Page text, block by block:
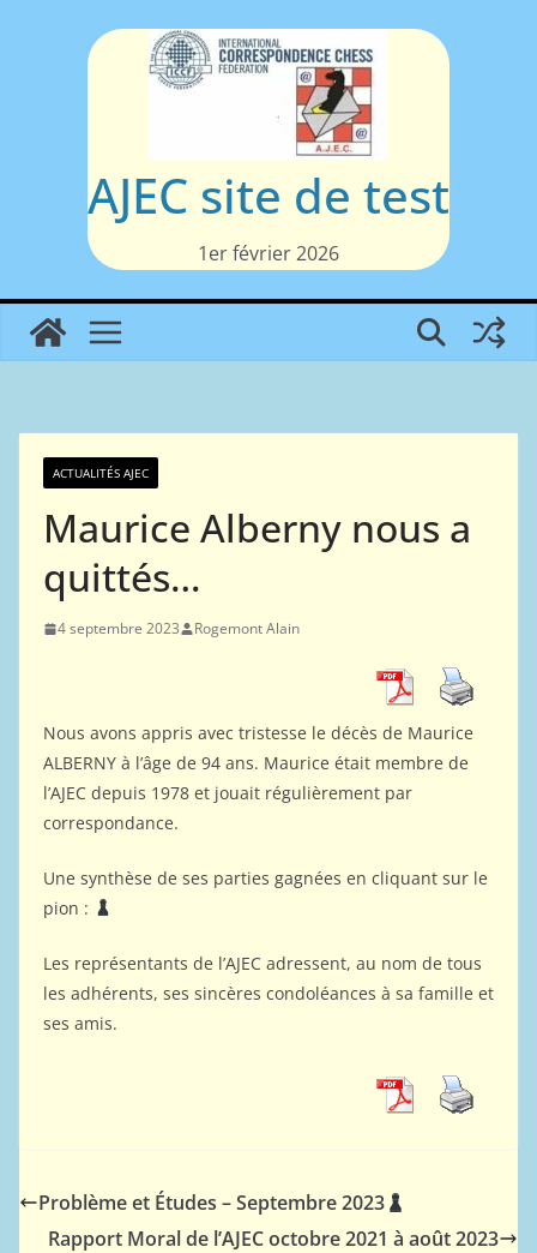
AJEC site de test
1er février 2026
ACTUALITÉS AJEC
Maurice Alberny nous a
quittés…
4 septembre 2023 Rogemont Alain
Nous avons appris avec tristesse le décès de Maurice
ALBERNY à l’âge de 94 ans. Maurice était membre de
l’AJEC depuis 1978 et jouait régulièrement par
correspondance.
Une synthèse de ses parties gagnées en cliquant sur le
pion :
Les représentants de l’AJEC adressent, au nom de tous
les adhérents, ses sincères condoléances à sa famille et
ses amis.
Problème et Études – Septembre 2023
Rapport Moral de l’AJEC octobre 2021 à août 2023